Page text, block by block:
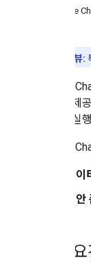
Google
개발자 프리뷰:
Google
서버를
작업을 실
Google
데이
보
기본